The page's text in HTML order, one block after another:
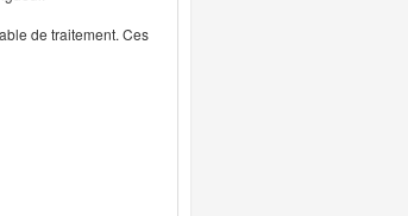
de traitement. Ces